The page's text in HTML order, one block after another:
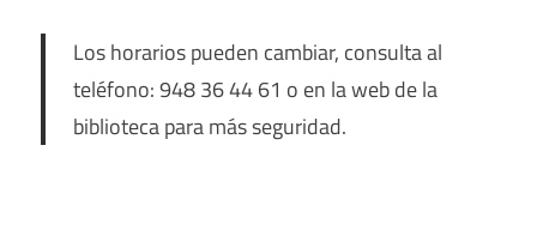
Los horarios pueden cambiar, consulta al
teléfono: 948 36 44 61 o en la web de la
biblioteca para más seguridad.